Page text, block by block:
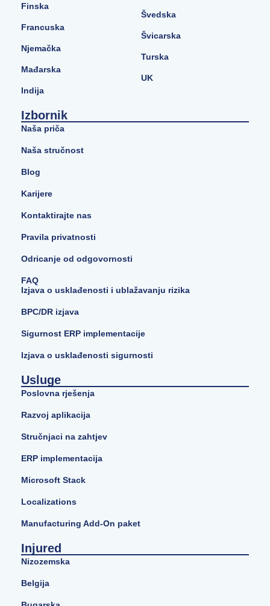
Finska
Francuska
Njemačka
Mađarska
Indija
Švedska
Švicarska
Turska
UK
Izbornik
Naša priča
Naša stručnost
Blog
Karijere
Kontaktirajte nas
Pravila privatnosti
Odricanje od odgovornosti
FAQ
Izjava o usklađenosti i ublažavanju rizika
BPC/DR izjava
Sigurnost ERP implementacije
Izjava o usklađenosti sigurnosti
Usluge
Poslovna rješenja
Razvoj aplikacija
Stručnjaci na zahtjev
ERP implementacija
Microsoft Stack
Localizations
Manufacturing Add-On paket
Injured
Nizozemska
Belgija